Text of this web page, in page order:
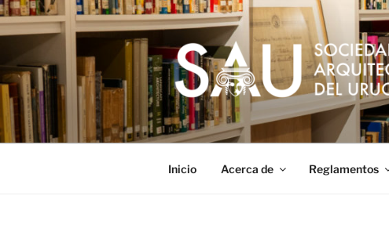
Saltar
al
contenido
Inicio Acerca de Reglamentos